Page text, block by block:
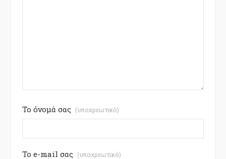
Το όνομά σας (υποχρεωτικό)
Το e-mail σας (υποχρεωτικό)